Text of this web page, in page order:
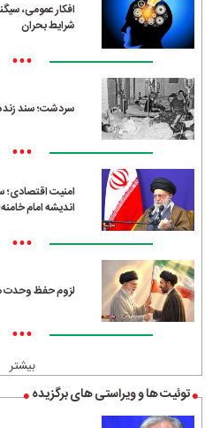
افکار عمومی،
شرایط بحران
•••
سردشت؛ سند زنده
•••
امنیت اقتصادی؛
اندیشه امام
•••
لزوم حفظ وحدت
•••
بیشتر
توئیت ها و ویراستی های برگزیده